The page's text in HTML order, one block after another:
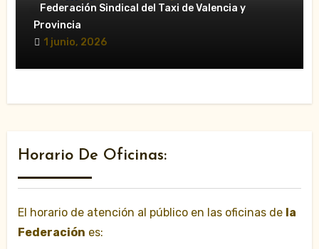
«La CTACV carga contra el nuevo
Decreto Ley y acusa al Consell de
Federación Sindical del Taxi de Valencia y
Provincia
1 junio, 2026
Horario De Oficinas:
El horario de atención al público en las oficinas de la
Federación es: